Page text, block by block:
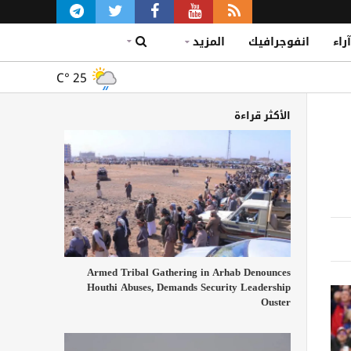
آراء انفوجرافيك المزيد
C° 25
الأكثر قراءة
Armed Tribal Gathering in Arhab Denounces
Houthi Abuses, Demands Security Leadership
Ouster